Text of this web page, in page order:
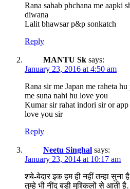
Rana sahab phchana me aapki
diwana
Lalit bhawsar p&p sonkatch
Reply
MANTU Sk says:
January 23, 2016 at 4:50 am
Rana sir me Japan me raheta
me suna nahi hu love you
Kumar sir rahat indori sir or
love you sir
Reply
Neetu Singhal says:
January 23, 2014 at 10:17 am
शबे-बेदार इक हम ही नहीं तन्हा सुना
तुम्हे भी नींद बड़ी मुश्किलों से आती